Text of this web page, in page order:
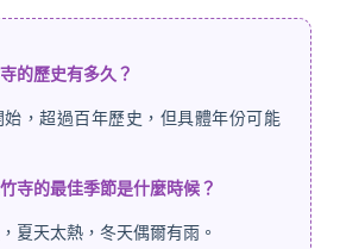
的歷史有多久？
，超過百年歷史，但具體年份可能
寺的最佳季節是什麼時候？
夏天太熱，冬天偶爾有雨。